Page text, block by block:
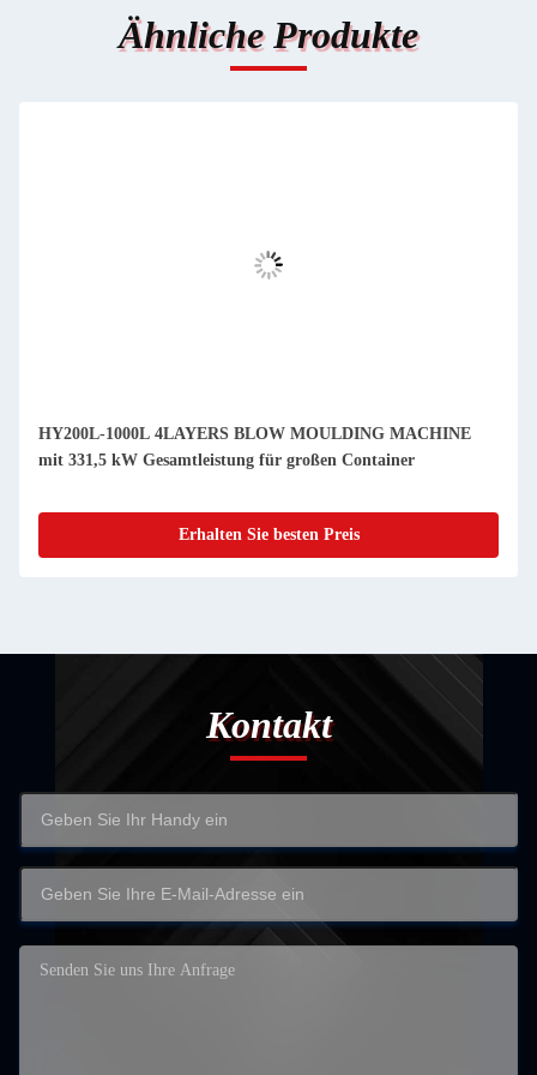
Ähnliche Produkte
HY200L-1000L 4LAYERS BLOW MOULDING MACHINE
mit 331,5 kW Gesamtleistung für großen Container
Erhalten Sie besten Preis
Kontakt